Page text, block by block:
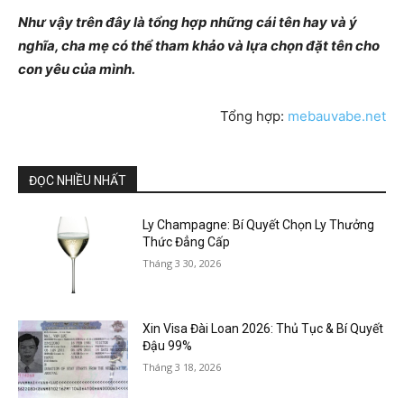
Như vậy trên đây là tổng hợp những cái tên hay và ý
nghĩa, cha mẹ có thể tham khảo và lựa chọn đặt tên cho
con yêu của mình.
Tổng hợp: mebauvabe.net
ĐỌC NHIỀU NHẤT
Ly Champagne: Bí Quyết Chọn Ly Thưởng
Thức Đẳng Cấp
Tháng 3 30, 2026
Xin Visa Đài Loan 2026: Thủ Tục & Bí Quyết
Đậu 99%
Tháng 3 18, 2026